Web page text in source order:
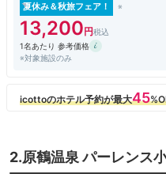
夏休み＆秋旅フェア！
13,200
1名あたり 参考価格
※対象施設のみ
2.原鶴温泉 パーレンス